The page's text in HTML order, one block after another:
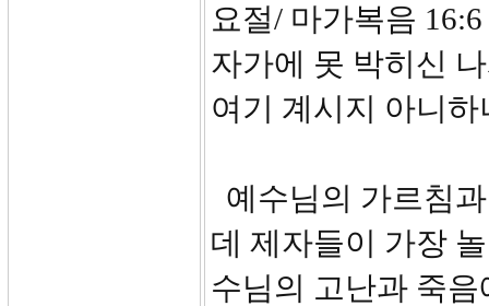
요절/ 마가복음
자가에 못 박히신
여기 계시지 아니
예수님의 가르침
데 제자들이 가장
수님의 고난과 죽